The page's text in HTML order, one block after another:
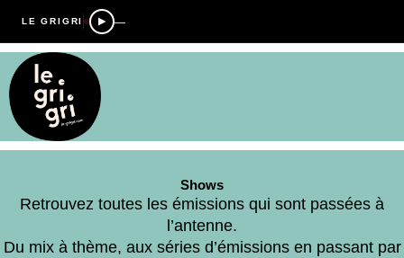
LE GRIGRI —
Shows
Retrouvez toutes les émissions qui sont passées à
l’antenne.
Du mix à thème, aux séries d’émissions en passant par